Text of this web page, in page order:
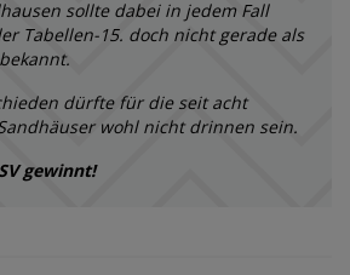
sollte dabei in jedem Fall
Tabellen-15. doch nicht gerade als
dürfte für die seit acht
wohl nicht drinnen sein.
gewinnt!